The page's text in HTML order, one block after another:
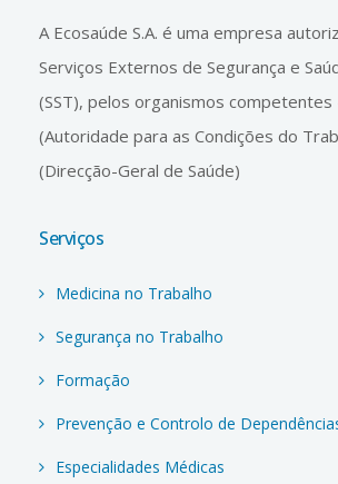
A Ecosaúde S.A. é uma empresa
Serviços Externos de Segurança e
(SST), pelos organismos competentes
(Autoridade para as Condições do
(Direcção-Geral de Saúde)
Serviços
Medicina no Trabalho
Segurança no Trabalho
Formação
Prevenção e Controlo de
Especialidades Médicas